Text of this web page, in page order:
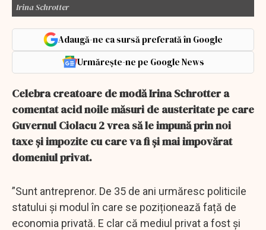
Irina Schrotter
Adaugă-ne ca sursă preferată în Google
Urmărește-ne pe Google News
Celebra creatoare de modă Irina Schrotter a
comentat acid noile măsuri de austeritate pe care
Guvernul Ciolacu 2 vrea să le impună prin noi
taxe și impozite cu care va fi și mai impovărat
domeniul privat.
”Sunt antreprenor. De 35 de ani urmăresc politicile
statului și modul în care se poziționează față de
economia privată. E clar că mediul privat a fost și